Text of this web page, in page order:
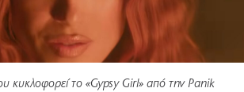
κυκλοφορεί το «Gypsy Girl» από την Panik